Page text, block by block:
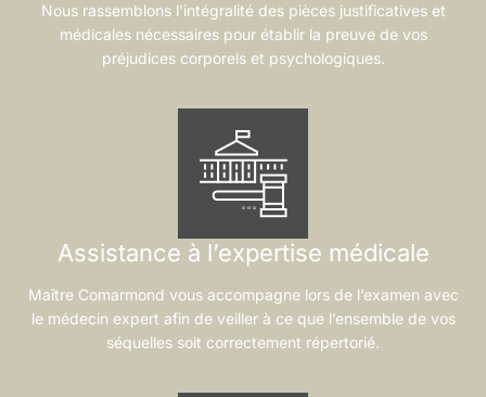
Nous rassemblons l’intégralité des pièces justificatives et
médicales nécessaires pour établir la preuve de vos
préjudices corporels et psychologiques.
Assistance à l’expertise médicale
Maître Comarmond vous accompagne lors de l’examen avec
le médecin expert afin de veiller à ce que l’ensemble de vos
séquelles soit correctement répertorié.